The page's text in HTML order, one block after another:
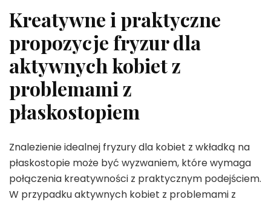
Kreatywne i praktyczne
propozycje fryzur dla
aktywnych kobiet z
problemami z
płaskostopiem
Znalezienie idealnej fryzury dla kobiet z wkładką na
płaskostopie może być wyzwaniem, które wymaga
połączenia kreatywności z praktycznym podejściem.
W przypadku aktywnych kobiet z problemami z